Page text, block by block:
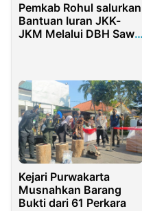
Pemkab Rohul salurkan
Bantuan Iuran JKK-
JKM Melalui DBH Sawit
Kejari Purwakarta
Musnahkan Barang
Bukti dari 61 Perkara